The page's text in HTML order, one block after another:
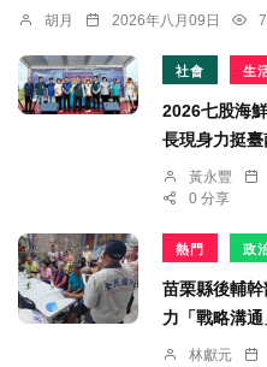
胡月 2026年八月09日
社會 生
2026七股海
長現身力挺
黃永豐
0 分享
熱門 政
苗栗縣後輔
力「戰略溝
林獻元